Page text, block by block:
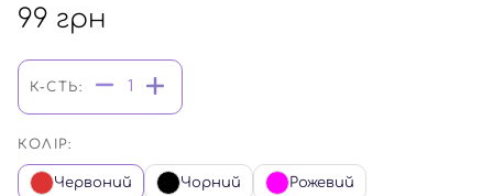
99 грн
К-СТЬ:
КОЛІР:
Червоний Чорний Рожевий